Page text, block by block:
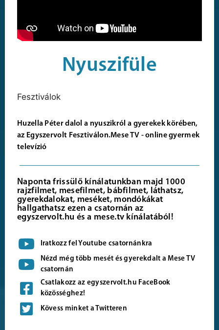
Nyuszifüle
Fesztiválok
Huzella Péter dalol a nyuszikról a gyerekek körében,
az Egyszervolt Fesztiválon.Mese TV - online gyermek
televízió
Naponta frissülő kínálatunkban majd 1000
rajzfilmet, mesefilmet, bábfilmet, láthatsz,
gyerekdalokat, meséket, mondókákat
hallgathatsz ezen a csatornán az
egyszervolt.hu és a mese.tv kínálatából!
Iratkozz fel Youtube csatornánkra
Nézd még több mesét és gyerekdalt a Mese TV
csatornán
Csatlakozz az egyszervolt.hu FaceBook
közösséghez!
Kövess minket a Twitteren